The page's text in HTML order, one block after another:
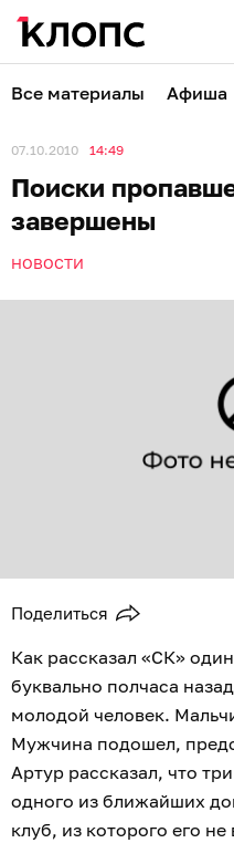
Все материалы Афиша
07.10.2010 14:49
Поиски
завершены
НОВОСТИ
Поделиться
Как рассказал «СК»
буквально полчаса
молодой человек.
Мужчина подошел,
Артур рассказал, что
одного из ближайших
клуб, из которого его